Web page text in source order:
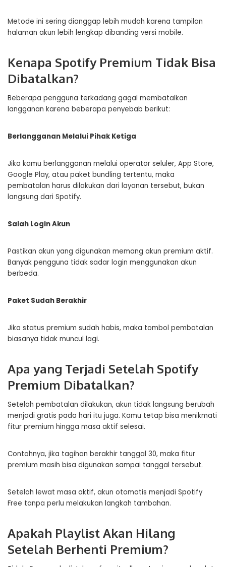
Metode ini sering dianggap lebih mudah karena tampilan
halaman akun lebih lengkap dibanding versi mobile.
Kenapa Spotify Premium Tidak Bisa
Dibatalkan?
Beberapa pengguna terkadang gagal membatalkan
langganan karena beberapa penyebab berikut:
Berlangganan Melalui Pihak Ketiga
Jika kamu berlangganan melalui operator seluler, App Store,
Google Play, atau paket bundling tertentu, maka
pembatalan harus dilakukan dari layanan tersebut, bukan
langsung dari Spotify.
Salah Login Akun
Pastikan akun yang digunakan memang akun premium aktif.
Banyak pengguna tidak sadar login menggunakan akun
berbeda.
Paket Sudah Berakhir
Jika status premium sudah habis, maka tombol pembatalan
biasanya tidak muncul lagi.
Apa yang Terjadi Setelah Spotify
Premium Dibatalkan?
Setelah pembatalan dilakukan, akun tidak langsung berubah
menjadi gratis pada hari itu juga. Kamu tetap bisa menikmati
fitur premium hingga masa aktif selesai.
Contohnya, jika tagihan berakhir tanggal 30, maka fitur
premium masih bisa digunakan sampai tanggal tersebut.
Setelah lewat masa aktif, akun otomatis menjadi Spotify
Free tanpa perlu melakukan langkah tambahan.
Apakah Playlist Akan Hilang
Setelah Berhenti Premium?